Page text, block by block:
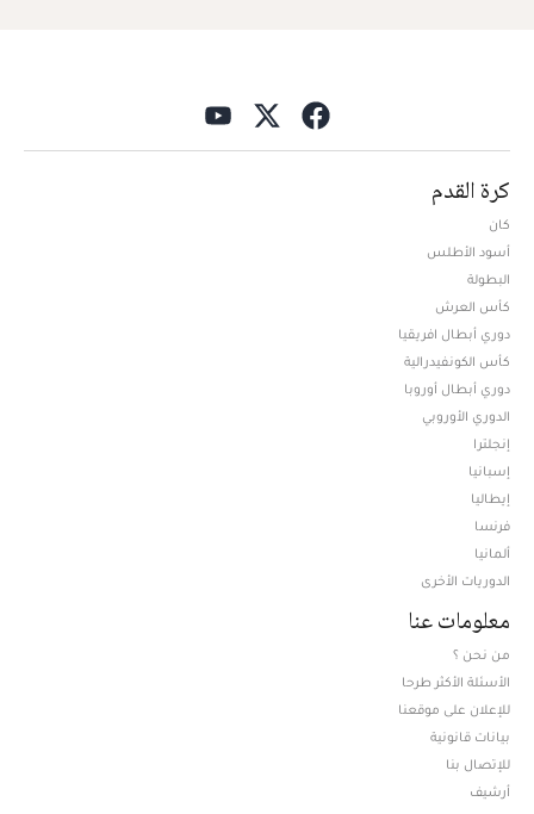
كرة القدم
كان
أسود الأطلس
البطولة
كأس العرش
دوري أبطال افريقيا
كأس الكونفيدرالية
دوري أبطال أوروبا
الدوري الأوروبي
إنجلترا
إسبانيا
إيطاليا
فرنسا
ألمانيا
الدوريات الأخرى
معلومات عنا
من نحن ؟
الأسئلة الأكثر طرحا
للإعلان على موقعنا
بيانات قانونية
للإتصال بنا
أرشيف